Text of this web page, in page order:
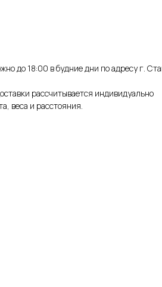
до 18:00 в будние дни по адресу г.
рассчитывается индивидуально
веса и расстояния.